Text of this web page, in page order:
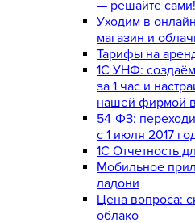
— решайте сами!
Уходим в
магазин и
Тарифы на
1С УНФ: создаём
за 1 час и
нашей фирмой
54-ФЗ:
с 1 июля 2017
1С Отчетность
Мобильное
ладони
Цена вопроса:
облако